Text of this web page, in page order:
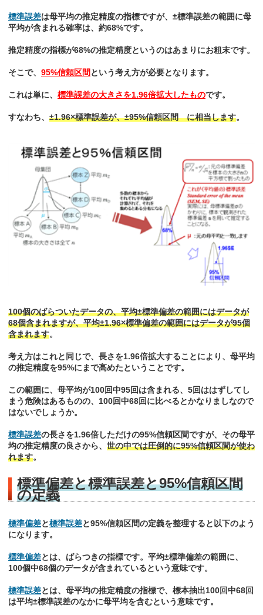
標準誤差は母平均の推定精度の指標ですが、±標準誤差の範囲に母
平均が含まれる確率は、約68%です。
推定精度の指標が68%の推定精度というのはあまりにお粗末です。
そこで、 95%信頼区間 という考え方が必要となります。
これは単に、 標準誤差の大きさを1.96倍拡大したものです。
すなわち、 ±1.96×標準誤差が、±95%信頼区間 に相当します。
100個のばらついたデータの、平均±標準偏差の範囲にはデータが
68個含まれますが、平均±1.96×標準偏差の範囲にはデータが95個
含まれます。
考え方はこれと同じで、長さを1.96倍拡大することにより、母平均
の推定精度を95%にまで高めたということです。
この範囲に、母平均が100回中95回は含まれる、5回ははずしてし
まう危険はあるものの、100回中68回に比べるとかなりましなので
はないでしょうか。
標準誤差の長さを1.96倍しただけの95%信頼区間ですが、その母平
均の推定精度の良さから、 世の中では圧倒的に95%信頼区間が使わ
れます。
標準偏差と標準誤差と95%信頼区間
の定義
標準偏差と標準誤差と95%信頼区間の定義を整理すると以下のよう
になります。
標準偏差とは、ばらつきの指標です。平均±標準偏差の範囲に、
100個中68個のデータが含まれているという意味です。
標準誤差とは、母平均の推定精度の指標で、標本抽出100回中68回
は平均±標準誤差のなかに母平均を含むという意味です。